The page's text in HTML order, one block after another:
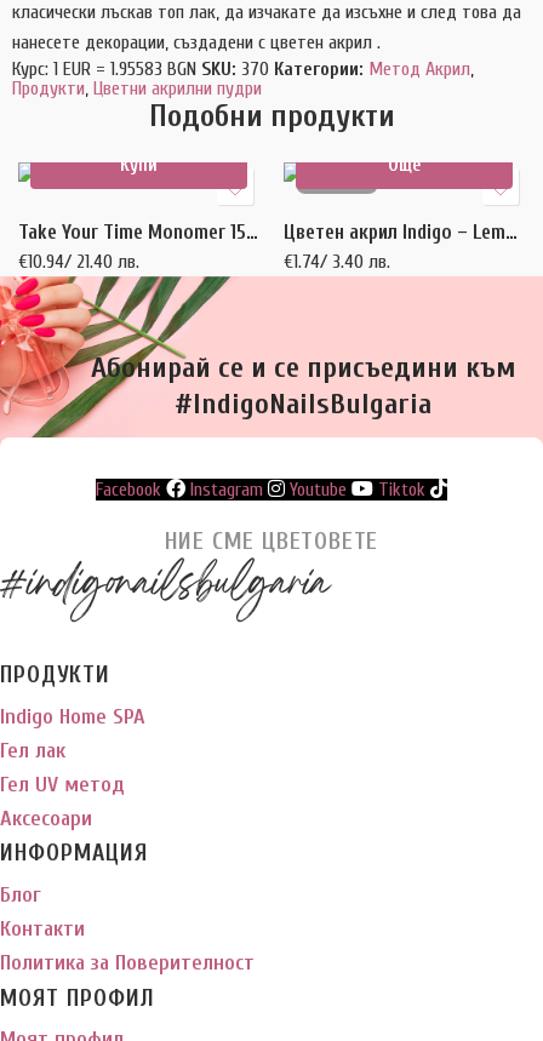
класически лъскав топ лак, да изчакате да изсъхне и след това да
нанесете декорации, създадени с цветен акрил .
Курс: 1 EUR = 1.95583 BGN SKU: 370 Категории: Метод Акрил,
Продукти, Цветни акрилни пудри
Подобни продукти
Купи
Take Your Time Monomer 150 ml
€10.94/ 21.40 лв.
Още
Цветен акрил Indigo – Lemon 2 гр
€1.74/ 3.40 лв.
Абонирай се и се присъедини към
#IndigoNailsBulgaria
Facebook Instagram Youtube Tiktok
НИЕ СМЕ ЦВЕТОВЕТЕ
#indigonailsbulgaria
ПРОДУКТИ
Indigo Home SPA
Гел лак
Гел UV метод
Аксесоари
ИНФОРМАЦИЯ
Блог
Контакти
Политика за Поверителност
МОЯТ ПРОФИЛ